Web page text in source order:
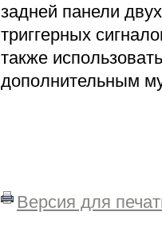
задней панели
триггерных
также
дополнительным
Версия для